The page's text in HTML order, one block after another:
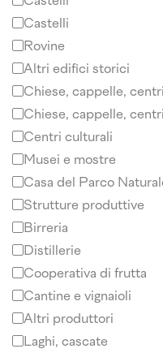
Castelli
Rovine
Altri edifici storici
Chiese, cappelle,
Chiese, cappelle,
Centri culturali
Musei e mostre
Casa del Parco
Strutture produttive
Birreria
Distillerie
Cooperativa di frutta
Cantine e vignaioli
Altri produttori
Laghi, cascate